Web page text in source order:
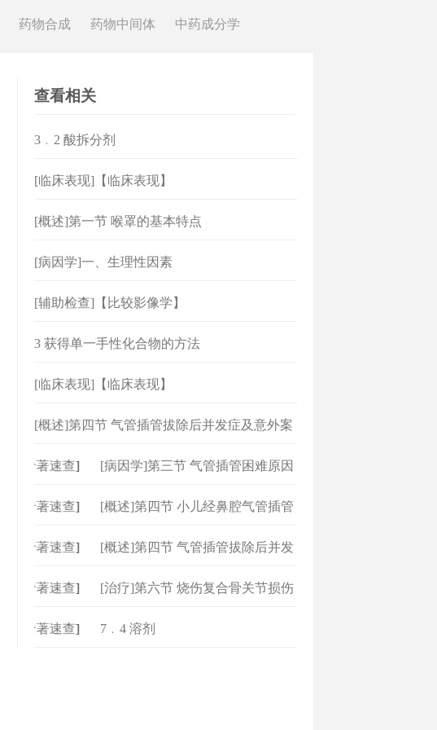
药物合成 药物中间体 中药成分学
查看相关
3﹒2 酸拆分剂
[临床表现]【临床表现】
[概述]第一节 喉罩的基本特点
[病因学]一、生理性因素
[辅助检查]【比较影像学】
3 获得单一手性化合物的方法
[临床表现]【临床表现】
[概述]第四节 气管插管拔除后并发症及意外案
专著速查] [病因学]第三节 气管插管困难原因
专著速查] [概述]第四节 小儿经鼻腔气管插管
专著速查] [概述]第四节 气管插管拔除后并发
专著速查] [治疗]第六节 烧伤复合骨关节损伤
专著速查] 7﹒4 溶剂